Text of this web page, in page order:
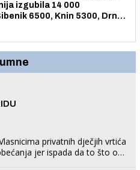
izgubila 14 000
6500, Knin 5300, Drniš
privatnih dječjih vrtića
jer ispada da to što oni